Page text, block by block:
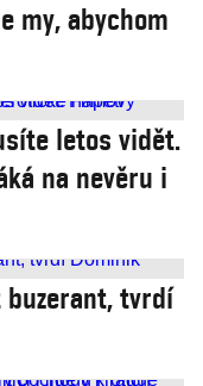
my, abychom
letos vidět.
na nevěru i
buzerant, tvrdí